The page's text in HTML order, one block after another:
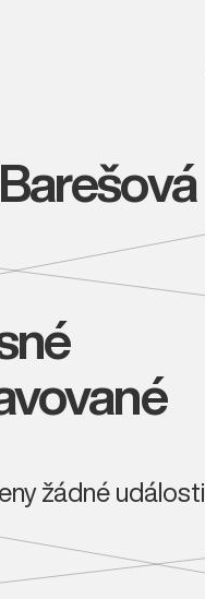
žádné události